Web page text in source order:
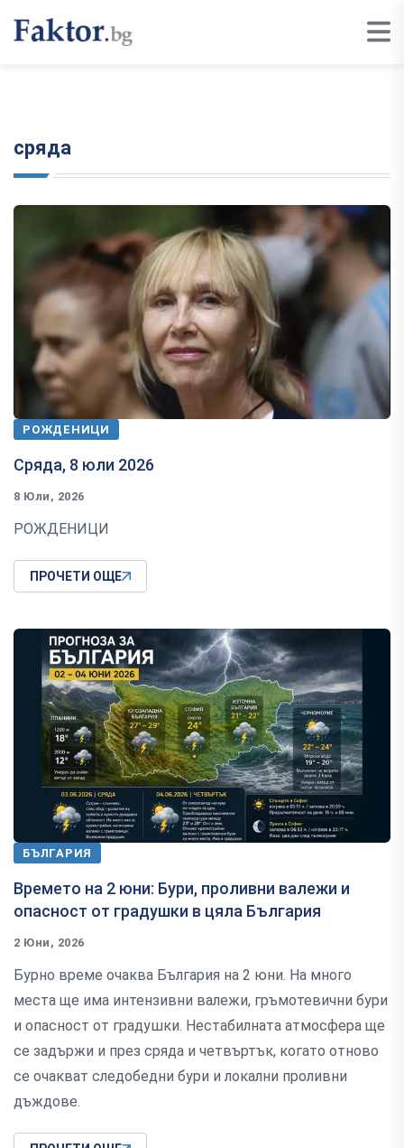
сряда
РОЖДЕНИЦИ
Сряда, 8 юли 2026
8 Юли, 2026
РОЖДЕНИЦИ
ПРОЧЕТИ ОЩЕ
БЪЛГАРИЯ
Времето на 2 юни: Бури, проливни валежи и
опасност от градушки в цяла България
2 Юни, 2026
Бурно време очаква България на 2 юни. На много
места ще има интензивни валежи, гръмотевични бури
и опасност от градушки. Нестабилната атмосфера ще
се задържи и през сряда и четвъртък, когато отново
се очакват следобедни бури и локални проливни
дъждове.